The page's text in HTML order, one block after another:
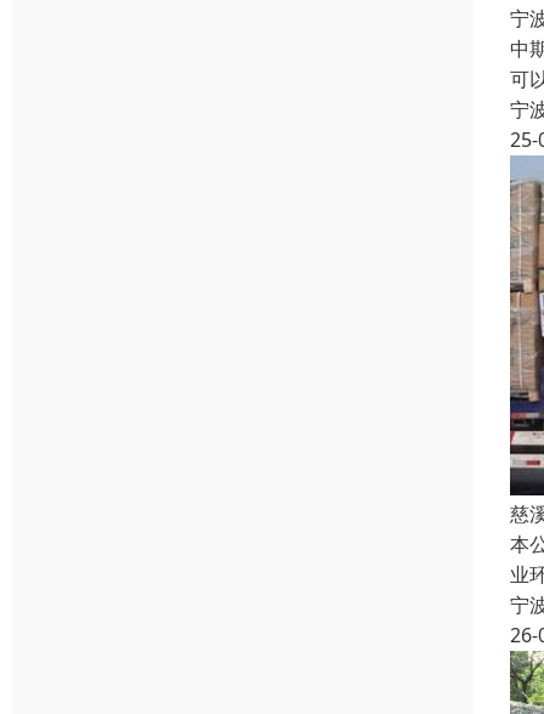
宁
中
可
宁
25-
慈
本
业
宁
26-